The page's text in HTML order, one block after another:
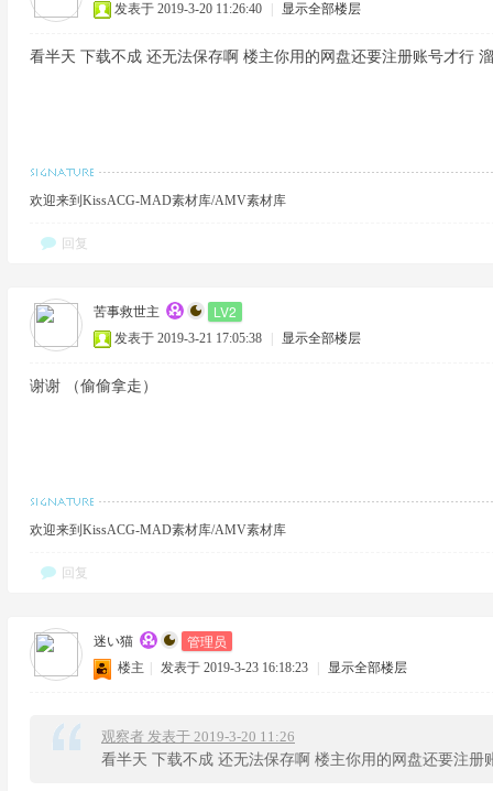
发表于 2019-3-20 11:26:40 显示全部楼层
看半天 下载不成 还无法保存啊 楼主你用的网盘还要注册账号才行
欢迎来到KissACG-MAD素材库/AMV素材库
回复
苦事救世主 LV2
发表于 2019-3-21 17:05:38 显示全部楼层
谢谢 （偷偷拿走）
欢迎来到KissACG-MAD素材库/AMV素材库
回复
迷い猫 管理员
楼主 发表于 2019-3-23 16:18:23 显示全部楼层
观察者 发表于 2019-3-20 11:26
看半天 下载不成 还无法保存啊 楼主你用的网盘还要注册